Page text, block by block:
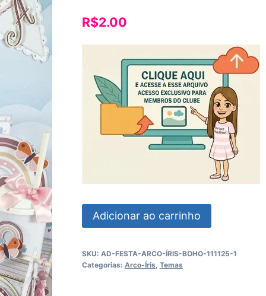
R$2.00
Festa
Arco
Boho
Adicionar ao carrinho
SKU: AD-FESTA-ARCO-ÍRIS-BOHO-111125-1
Categorias: Arco-Íris Temas